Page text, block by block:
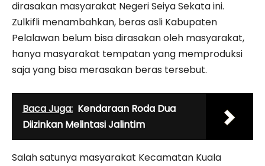
dirasakan masyarakat Negeri Seiya Sekata ini.
Zulkifli menambahkan, beras asli Kabupaten
Pelalawan belum bisa dirasakan oleh masyarakat,
hanya masyarakat tempatan yang memproduksi
saja yang bisa merasakan beras tersebut.
Baca Juga: Kendaraan Roda Dua
Diizinkan Melintasi Jalintim
Salah satunya masyarakat Kecamatan Kuala